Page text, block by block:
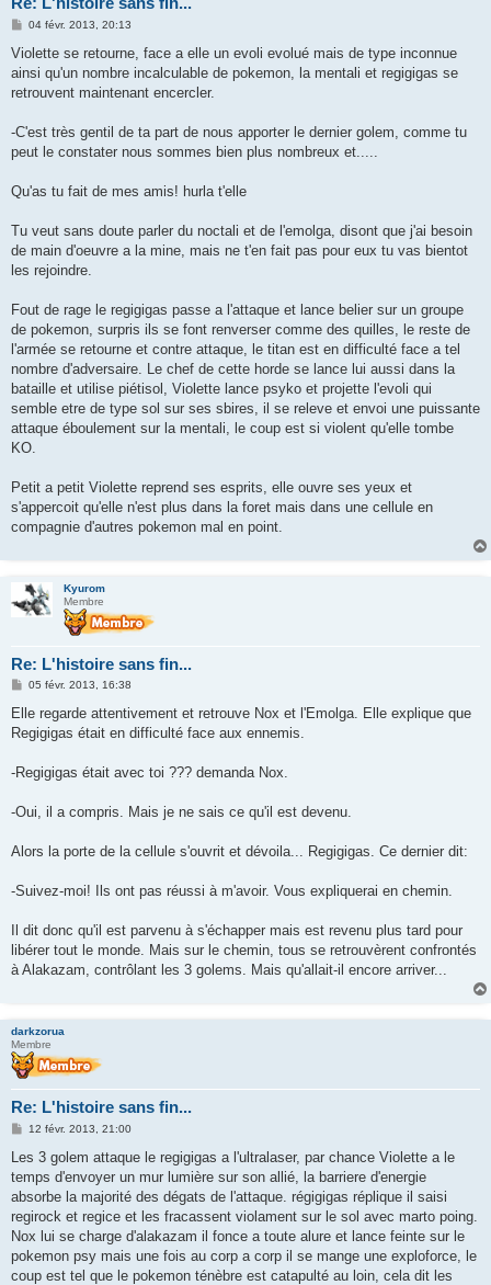
M
s
a
g
04 févr. 2013, 20:13
Violette se retourne, face a elle un evoli evolué mais de type inconnue
ainsi qu'un nombre incalculable de pokemon, la mentali et regigigas se
retrouvent maintenant encercler.
-C'est très gentil de ta part de nous apporter le dernier golem, comme tu
peut le constater nous sommes bien plus nombreux et.....
Qu'as tu fait de mes amis! hurla t'elle
Tu veut sans doute parler du noctali et de l'emolga, disont que j'ai besoin
de main d'oeuvre a la mine, mais ne t'en fait pas pour eux tu vas bientot
les rejoindre.
Fout de rage le regigigas passe a l'attaque et lance belier sur un groupe
de pokemon, surpris ils se font renverser comme des quilles, le reste de
l'armée se retourne et contre attaque, le titan est en difficulté face a tel
nombre d'adversaire. Le chef de cette horde se lance lui aussi dans la
bataille et utilise piétisol, Violette lance psyko et projette l'evoli qui
semble etre de type sol sur ses sbires, il se releve et envoi une puissante
attaque éboulement sur la mentali, le coup est si violent qu'elle tombe
KO.
Petit a petit Violette reprend ses esprits, elle ouvre ses yeux et
s'appercoit qu'elle n'est plus dans la foret mais dans une cellule en
compagnie d'autres pokemon mal en point.
Kyurom
Membre
Re: L'histoire sans fin...
M
s
a
05 févr. 2013, 16:38
Elle regarde attentivement et retrouve Nox et l'Emolga. Elle explique que
Regigigas était en difficulté face aux ennemis.
-Regigigas était avec toi ??? demanda Nox.
-Oui, il a compris. Mais je ne sais ce qu'il est devenu.
Alors la porte de la cellule s'ouvrit et dévoila... Regigigas. Ce dernier dit:
-Suivez-moi! Ils ont pas réussi à m'avoir. Vous expliquerai en chemin.
Il dit donc qu'il est parvenu à s'échapper mais est revenu plus tard pour
libérer tout le monde. Mais sur le chemin, tous se retrouvèrent confrontés
à Alakazam, contrôlant les 3 golems. Mais qu'allait-il encore arriver...
darkzorua
Membre
Re: L'histoire sans fin...
M
s
a
g
12 févr. 2013, 21:00
Les 3 golem attaque le regigigas a l'ultralaser, par chance Violette a le
temps d'envoyer un mur lumière sur son allié, la barriere d'energie
absorbe la majorité des dégats de l'attaque. régigigas réplique il saisi
regirock et regice et les fracassent violament sur le sol avec marto poing.
Nox lui se charge d'alakazam il fonce a toute alure et lance feinte sur le
pokemon psy mais une fois au corp a corp il se mange une exploforce, le
coup est tel que le pokemon ténèbre est catapulté au loin, cela dit les